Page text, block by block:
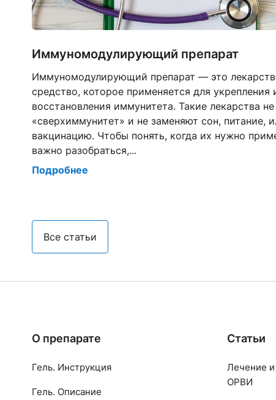
Иммуномодулирующий препарат
Иммуномодулирующий препарат — это
средство, которое применяется для укрепления
восстановления иммунитета. Такие лекарства
«сверхиммунитет» и не заменяют сон, питание,
вакцинацию. Чтобы понять, когда их нужно
важно разобраться,...
Подробнее
Все статьи
О препарате
Гель. Инструкция
Гель. Описание
Статьи
Лечение и
ОРВИ